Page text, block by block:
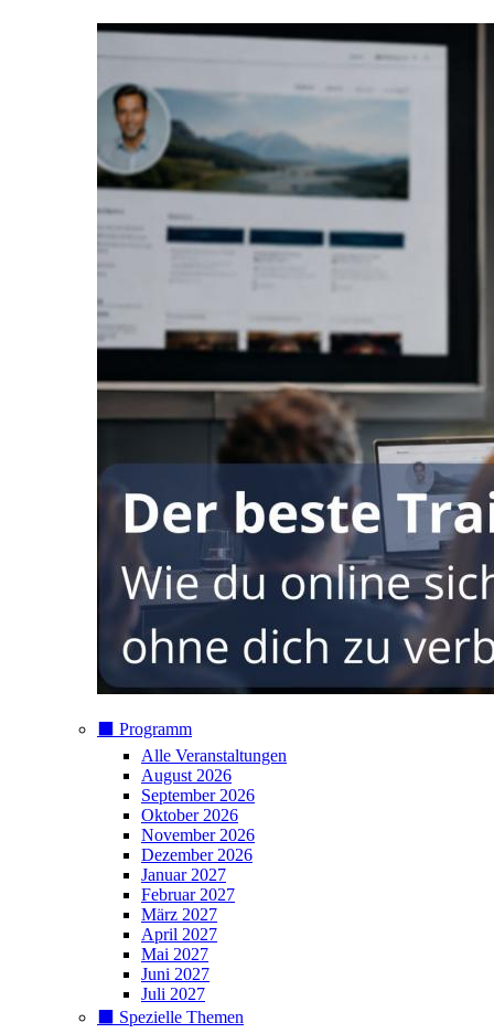
⬛️ Programm
Alle Veranstaltungen
August 2026
September 2026
Oktober 2026
November 2026
Dezember 2026
Januar 2027
Februar 2027
März 2027
April 2027
Mai 2027
Juni 2027
Juli 2027
⬛️ Spezielle Themen